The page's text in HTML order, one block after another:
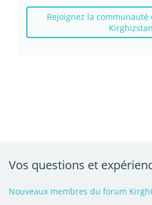
Rejoignez la communauté
Kirghizstan
Vos questions et